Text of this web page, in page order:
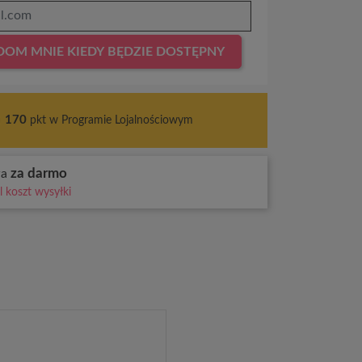
MNIE KIEDY BĘDZIE DOSTĘPNY
170pkt w Programie Lojalnościowym
za darmo
koszt wysyłki